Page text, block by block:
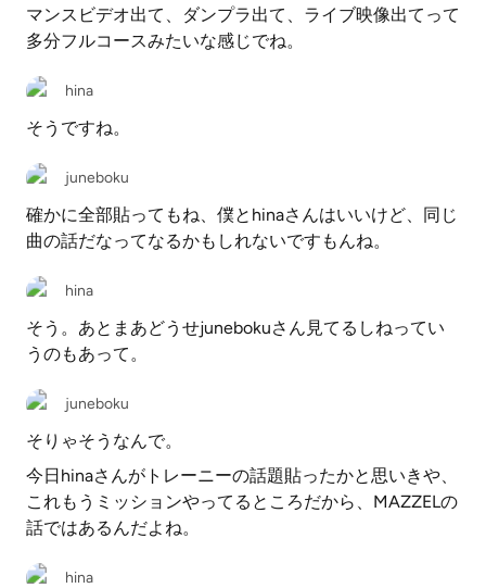
マンスビデオ出て、ダンプラ出て、ライブ映像出てって
多分フルコースみたいな感じでね。
hina
そうですね。
juneboku
確かに全部貼ってもね、僕とhinaさんはいいけど、同じ
曲の話だなってなるかもしれないですもんね。
hina
そう。あとまあどうせjunebokuさん見てるしねってい
うのもあって。
juneboku
そりゃそうなんで。
今日hinaさんがトレーニーの話題貼ったかと思いきや、
これもうミッションやってるところだから、MAZZELの
話ではあるんだよね。
hina